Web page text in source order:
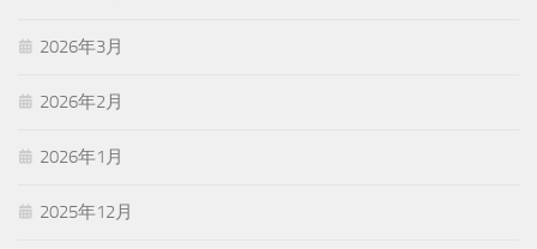
2026年3月
2026年2月
2026年1月
2025年12月